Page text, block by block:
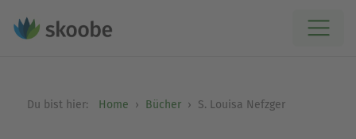
Du bist hier: Home Bücher S. Louisa Nefzger